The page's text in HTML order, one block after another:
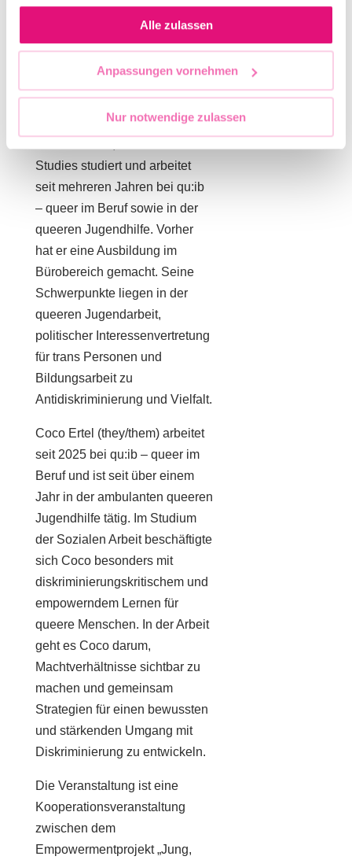
gesammelt haben.
Alle zulassen
Anpassungen vornehmen
Nur notwendige zulassen
per DM an @queerformat.ev
jungqueerhier@queerformat.de!
Kurzbiografien
Workshopleitung:
Jasper J. Maurer (er/ihm) ist
Studies studiert und arbeitet
seit mehreren Jahren bei qu:ib
– queer im Beruf sowie in der
queeren Jugendhilfe. Vorher
hat er eine Ausbildung im
Bürobereich gemacht. Seine
Schwerpunkte liegen in der
queeren Jugendarbeit,
politischer Interessenvertretung
für trans Personen und
Bildungsarbeit zu
Antidiskriminierung und Vielfalt.
Coco Ertel (they/them) arbeitet
seit 2025 bei qu:ib – queer im
Beruf und ist seit über einem
Jahr in der ambulanten queeren
Jugendhilfe tätig. Im Studium
der Sozialen Arbeit beschäftigte
sich Coco besonders mit
diskriminierungskritischem und
empowerndem Lernen für
queere Menschen. In der Arbeit
geht es Coco darum,
Machtverhältnisse sichtbar zu
machen und gemeinsam
Strategien für einen bewussten
und stärkenden Umgang mit
Diskriminierung zu entwickeln.
Die Veranstaltung ist eine
Kooperationsveranstaltung
zwischen dem
Empowermentprojekt „Jung,